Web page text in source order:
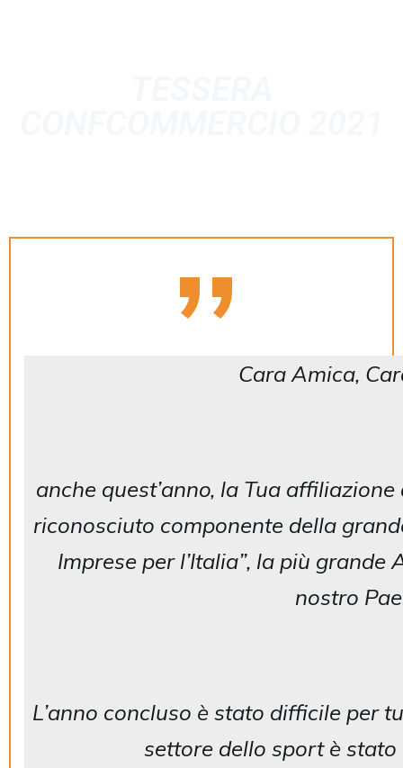
Cara Amica,
anche quest’anno, la Tua
riconosciuto componente della
Imprese per l’Italia”, la più
nostro
L’anno concluso è stato difficile per
settore dello sport è